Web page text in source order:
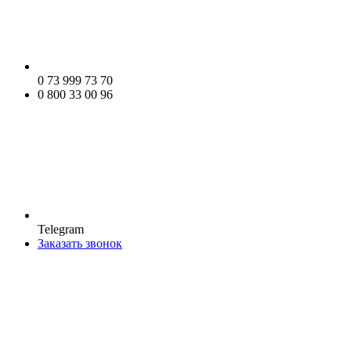
0 73 999 73 70
0 800 33 00 96
Telegram
Заказать звонок